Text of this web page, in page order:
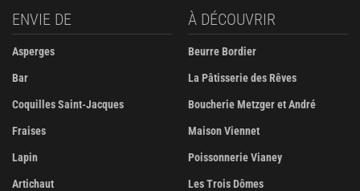
ENVIE DE
Asperges
Bar
Coquilles Saint-Jacques
Fraises
Lapin
Artichaut
À DÉCOUVRIR
Beurre Bordier
La Pâtisserie des Rêves
Boucherie Metzger et André
Maison Viennet
Poissonnerie Vianey
Les Trois Dômes